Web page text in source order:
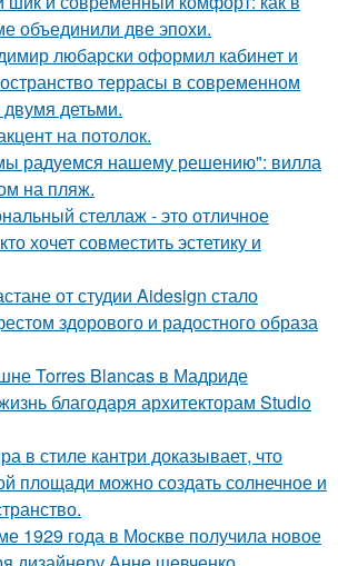
объединили две эпохи.
любарски оформил кабинет и
террасы в современном
детьми.
на потолок.
радуемся нашему решению": вилла
на пляж.
стеллаж - это отличное
хочет совместить эстетику и
от студии Aidesign стало
здорового и радостного образа
Torres Blancas в Мадриде
благодаря архитекторам Studio
в стиле кантри доказывает, что
площади можно создать солнечное и
1929 года в Москве получила новое